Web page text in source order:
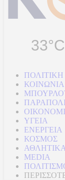
33°C
ΠΟΛΙΤΙΚΗ
ΚΟΙΝΩΝΙΑ
ΥΓΕΙΑ
ΕΝΕΡΓΕΙΑ
ΚΟΣΜΟΣ
ΑΘΛΗΤΙΚΑ
MEDIA